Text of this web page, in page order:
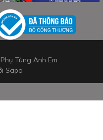
Tùng Anh Em
Sapo